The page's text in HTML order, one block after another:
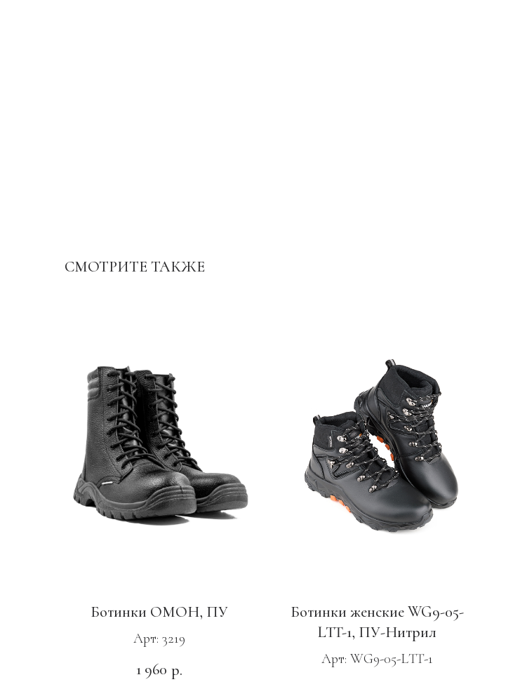
СМОТРИТЕ ТАКЖЕ
Ботинки ОМОН, ПУ
Арт: 3219
1 960 р.
Ботинки женские WG9-05-
LTT-1, ПУ-Нитрил
Арт: WG9-05-LTT-1